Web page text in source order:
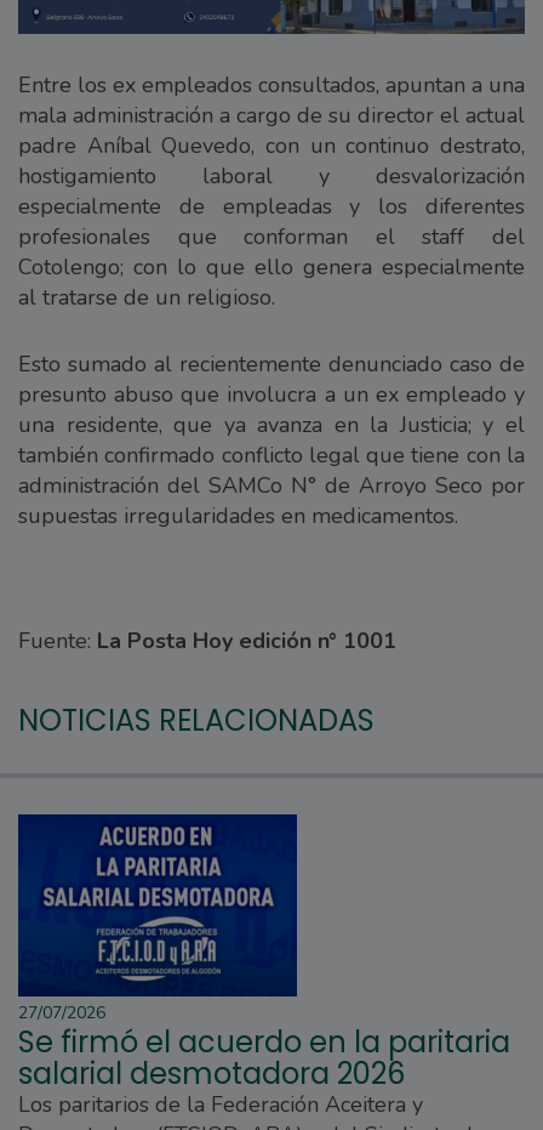
Entre los ex empleados consultados, apuntan a una
mala administración a cargo de su director el actual
padre Aníbal Quevedo, con un continuo destrato,
hostigamiento laboral y desvalorización
especialmente de empleadas y los diferentes
profesionales que conforman el staff del
Cotolengo; con lo que ello genera especialmente
al tratarse de un religioso.
Esto sumado al recientemente denunciado caso de
presunto abuso que involucra a un ex empleado y
una residente, que ya avanza en la Justicia; y el
también confirmado conflicto legal que tiene con la
administración del SAMCo N° de Arroyo Seco por
supuestas irregularidades en medicamentos.
Fuente: La Posta Hoy edición n° 1001
NOTICIAS RELACIONADAS
27/07/2026
Se firmó el acuerdo en la paritaria
salarial desmotadora 2026
Los paritarios de la Federación Aceitera y